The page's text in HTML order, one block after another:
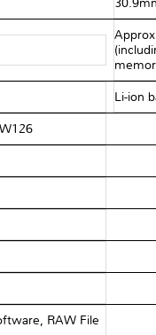
Li-ion
RAW File